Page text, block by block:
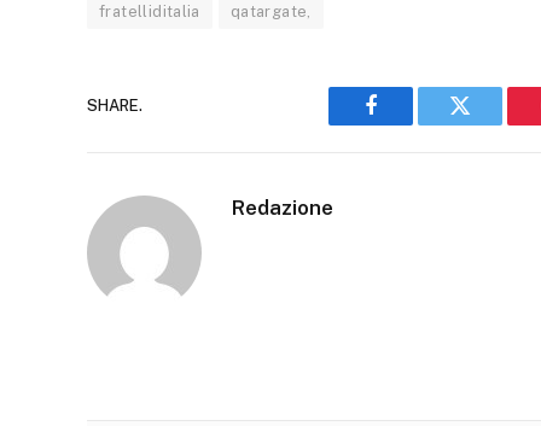
fratelliditalia qatargate,
SHARE.
Facebook Twitter
Redazione